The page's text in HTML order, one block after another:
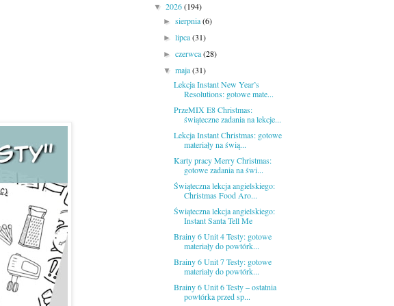
▼ 2026(194)
►sierpnia(6)
►lipca(31)
►czerwca(28)
▼maja(31)
Lekcja Instant New Year’s
Resolutions: gotowe mate...
PrzeMIX E8 Christmas:
świąteczne zadania na lekcje...
Lekcja Instant Christmas: gotowe
materiały na świą...
Karty pracy Merry Christmas:
gotowe zadania na świ...
Świąteczna lekcja angielskiego:
Christmas Food Aro...
Świąteczna lekcja angielskiego:
Instant Santa Tell Me
Brainy 6 Unit 4 Testy: gotowe
materiały do powtórk...
Brainy 6 Unit 7 Testy: gotowe
materiały do powtórk...
Brainy 6 Unit 6 Testy – ostatnia
powtórka przed sp...